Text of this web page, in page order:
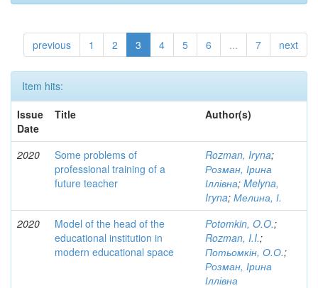
previous 1 2 3 4 5 6 ... 7 next
Item hits:
Issue
Date
Title Author(s)
2020
Some problems of
professional training of a
future teacher
Rozman, Iryna;
Розман, Ірина
Іллівна; Melyna,
Iryna; Мелина, І.
2020
Model of the head of the
educational institution in
modern educational space
Potomkin, O.O.;
Rozman, I.I.;
Потьомкін, О.О.;
Розман, Ірина
Іллівна